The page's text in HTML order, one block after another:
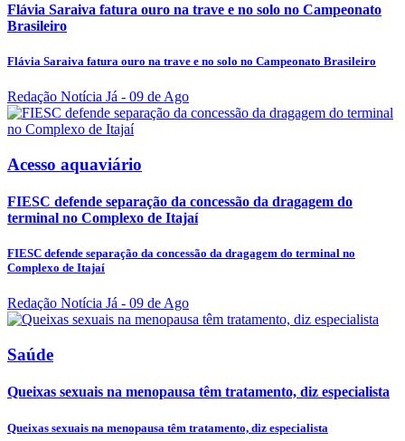
Flávia Saraiva fatura ouro na trave e no solo no Campeonato
Brasileiro
Flávia Saraiva fatura ouro na trave e no solo no Campeonato Brasileiro
Redação Notícia Já - 09 de Ago
Acesso aquaviário
FIESC defende separação da concessão da dragagem do
terminal no Complexo de Itajaí
FIESC defende separação da concessão da dragagem do terminal no
Complexo de Itajaí
Redação Notícia Já - 09 de Ago
Saúde
Queixas sexuais na menopausa têm tratamento, diz especialista
Queixas sexuais na menopausa têm tratamento, diz especialista